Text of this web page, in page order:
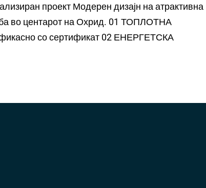
проект Модерен дизајн на атрактивна
во центарот на Охрид. 01 ТОПЛОТНА
со сертификат 02 ЕНЕРГЕТСКА